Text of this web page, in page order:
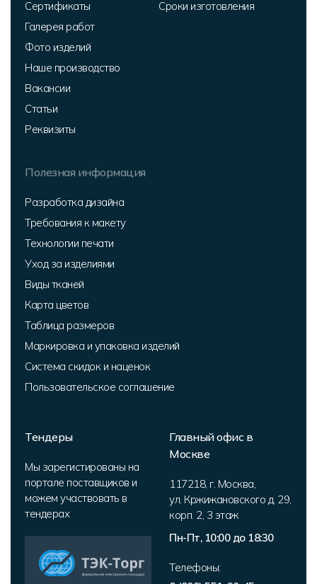
Сертификаты
Галерея работ
Фото изделий
Наше производство
Вакансии
Статьи
Реквизиты
Сроки изготовления
Полезная информация
Разработка дизайна
Требования к макету
Технологии печати
Уход за изделиями
Виды тканей
Карта цветов
Таблица размеров
Маркировка и упаковка изделий
Система скидок и наценок
Пользовательское соглашение
Тендеры
Мы зарегистированы на
портале поставщиков и
можем участвовать в
тендерах
Главный офис в
Москве
117218, г. Москва,
ул. Кржижановского д. 29,
корп. 2, 3 этаж
Пн-Пт, 10:00 до 18:30
Телефоны: